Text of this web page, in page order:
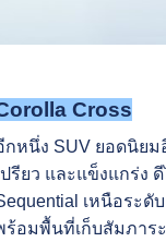
Cross
กหนึ่ง SUV ยอดนิยม
ปรียว และแข็งแกร่ง
เหนือระดั
ร้อมพื้นที่เก็บสัมภาร